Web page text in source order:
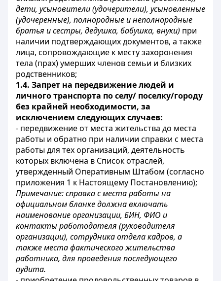
дети, усыновители (удочерители), усыновленные
(удочеренные), полнородные и неполнородные
братья и сестры, дедушка, бабушка, внуки) при
наличии подтверждающих документов, а также
лица, сопровождающие к месту захоронения
тела (прах) умерших членов семьи и близких
родственников;
1.4. Запрет на передвижение людей и
личного транспорта по селу/ поселку/городу
без крайней необходимости, за
исключением следующих случаев:
- передвижение от места жительства до места
работы и обратно при наличии справки с места
работы для тех организаций, деятельность
которых включена в Список отраслей,
утвержденный Оперативным Штабом (согласно
приложения 1 к Настоящему Постановлению);
Примечание: справка с места работы на
официальном бланке должна включать
наименование организации, БИН, ФИО и
контакты работодателя (руководителя
организации), сотрудника отдела кадров, а
также места фактического жительства
работника, для проведения последующего
аудита.